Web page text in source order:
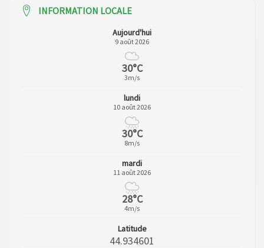
INFORMATION LOCALE
Aujourd'hui
9 août 2026
30°C
3m/s
lundi
10 août 2026
30°C
8m/s
mardi
11 août 2026
28°C
4m/s
Latitude
44.934601